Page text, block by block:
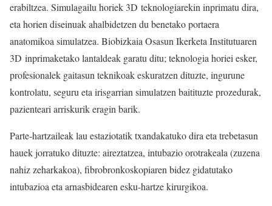
erabiltzea. Simulagailu horiek 3D teknologiarekin inprimatu dira,
eta horien diseinuak ahalbidetzen du benetako portaera
anatomikoa simulatzea. Biobizkaia Osasun Ikerketa Institutuaren
3D inprimaketako lantaldeak garatu ditu; teknologia horiei esker,
profesionalek gaitasun teknikoak eskuratzen dituzte, ingurune
kontrolatu, seguru eta irisgarrian simulatzen baitituzte prozedurak,
pazienteari arriskurik eragin barik.
Parte-hartzaileak lau estaziotatik txandakatuko dira eta trebetasun
hauek jorratuko dituzte: aireztatzea, intubazio orotrakeala (zuzena
nahiz zeharkakoa), fibrobronkoskopiaren bidez gidatutako
intubazioa eta arnasbidearen esku-hartze kirurgikoa.